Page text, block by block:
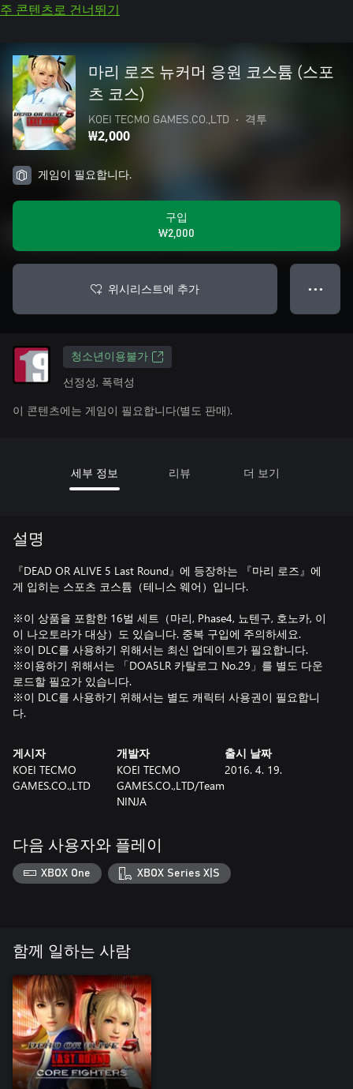
주 콘텐츠로 건너뛰기
마리 로즈 뉴커머 응원 코스튬 (스포
츠 코스)
KOEI TECMO GAMES.CO.,LTD • 격투
₩2,000
게임이 필요합니다.
구입
₩2,000
위시리스트에 추가 ● ● ●
청소년이용불가
선정성, 폭력성
이 콘텐츠에는 게임이 필요합니다(별도 판매).
세부 정보 리뷰 더 보기
설명
『DEAD OR ALIVE 5 Last Round』에 등장하는 『마리 로즈』에
게 입히는 스포츠 코스튬（테니스 웨어）입니다.
※이 상품을 포함한 16벌 세트（마리, Phase4, 뇨텐구, 호노카, 이
이 나오토라가 대상）도 있습니다. 중복 구입에 주의하세요.
※이 DLC를 사용하기 위해서는 최신 업데이트가 필요합니다.
※이용하기 위해서는 「DOA5LR 카탈로그 No.29」를 별도 다운
로드할 필요가 있습니다.
※이 DLC를 사용하기 위해서는 별도 캐릭터 사용권이 필요합니
다.
게시자
KOEI TECMO
GAMES.CO.,LTD
개발자
KOEI TECMO
GAMES.CO.,LTD/Team
NINJA
출시 날짜
2016. 4. 19.
다음 사용자와 플레이
XBOX One XBOX Series X|S
함께 일하는 사람